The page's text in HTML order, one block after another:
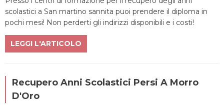
CERCA
scolastici a San martino sannita puoi prendere il diploma in
pochi mesi! Non perderti gli indirizzi disponibili e i costi!
LEGGI L'ARTICOLO
Recupero Anni Scolastici Persi A Morro
D'Oro